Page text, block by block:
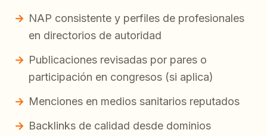
NAP consistente y perfiles de profesionales
en directorios de autoridad
Publicaciones revisadas por pares o
participación en congresos (si aplica)
Menciones en medios sanitarios reputados
Backlinks de calidad desde dominios